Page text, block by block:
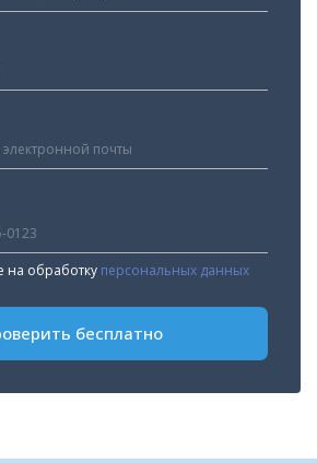
на обработку персональных данных
бесплатно